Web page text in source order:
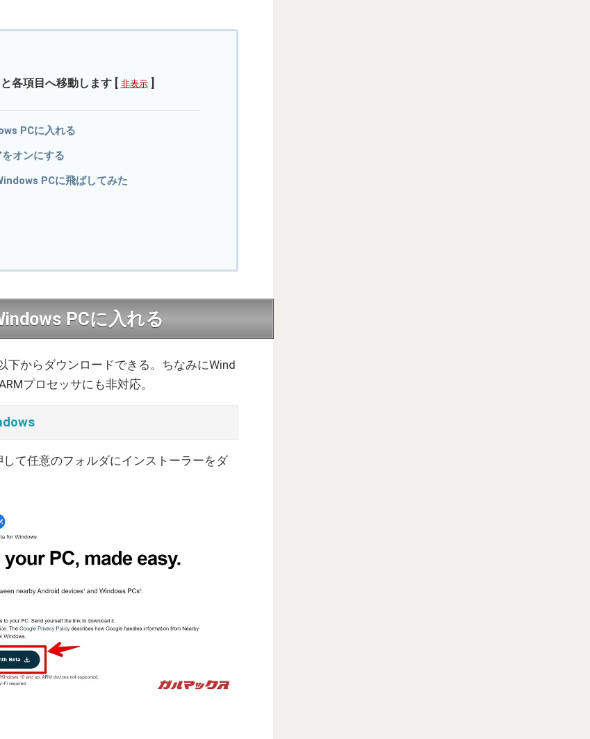
各項目へ移動します [ 非表示 ]
PCに入れる
オンにする
PCに飛ばしてみた
PCに入れる
下からダウンロードできる。ちなみにWind
プロセッサにも非対応。
て任意のフォルダにインストーラーをダ